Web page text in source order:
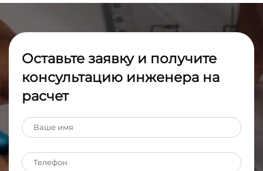
Оставьте заявку и получите
консультацию инженера на
расчет